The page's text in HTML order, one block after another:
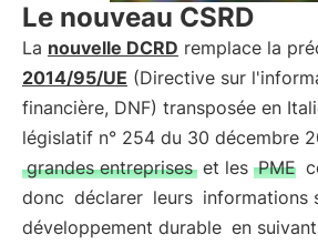
Le nouveau CSRD
La nouvelle DCRD remplace la
2014/95/UE (Directive sur
financière, DNF) transposée en
législatif n° 254 du 30 décembre
grandes entreprises et les PME
donc déclarer leurs informations
développement durable en